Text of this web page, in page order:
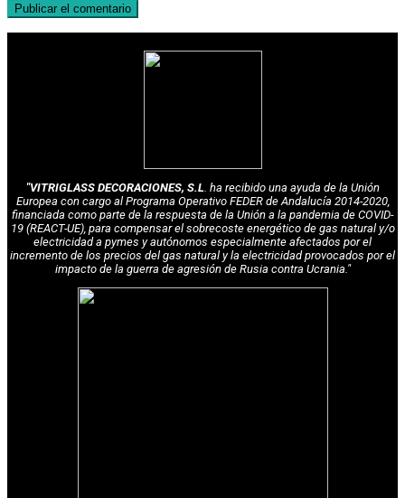
"VITRIGLASS DECORACIONES, S.L. ha recibido una ayuda de la Unión
Europea con cargo al Programa Operativo FEDER de Andalucía 2014-2020,
financiada como parte de la respuesta de la Unión a la pandemia de COVID-
19 (REACT-UE), para compensar el sobrecoste energético de gas natural y/o
electricidad a pymes y autónomos especialmente afectados por el
incremento de los precios del gas natural y la electricidad provocados por el
impacto de la guerra de agresión de Rusia contra Ucrania."